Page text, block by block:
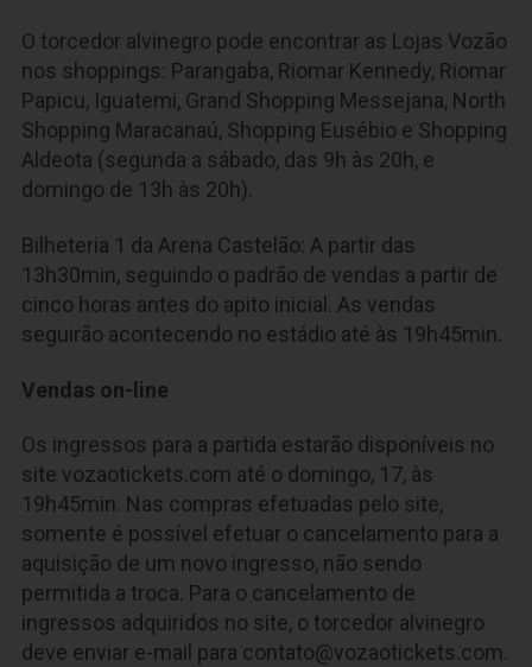
O torcedor alvinegro pode encontrar as Lojas Vozão
nos shoppings: Parangaba, Riomar Kennedy, Riomar
Papicu, Iguatemi, Grand Shopping Messejana, North
Shopping Maracanaú, Shopping Eusébio e Shopping
Aldeota (segunda a sábado, das 9h às 20h, e
domingo de 13h às 20h).
Bilheteria 1 da Arena Castelão: A partir das
13h30min, seguindo o padrão de vendas a partir de
cinco horas antes do apito inicial. As vendas
seguirão acontecendo no estádio até às 19h45min.
Vendas on-line
Os ingressos para a partida estarão disponíveis no
site vozaotickets.com até o domingo, 17, às
19h45min. Nas compras efetuadas pelo site,
somente é possível efetuar o cancelamento para a
aquisição de um novo ingresso, não sendo
permitida a troca. Para o cancelamento de
ingressos adquiridos no site, o torcedor alvinegro
deve enviar e-mail para contato@vozaotickets.com.